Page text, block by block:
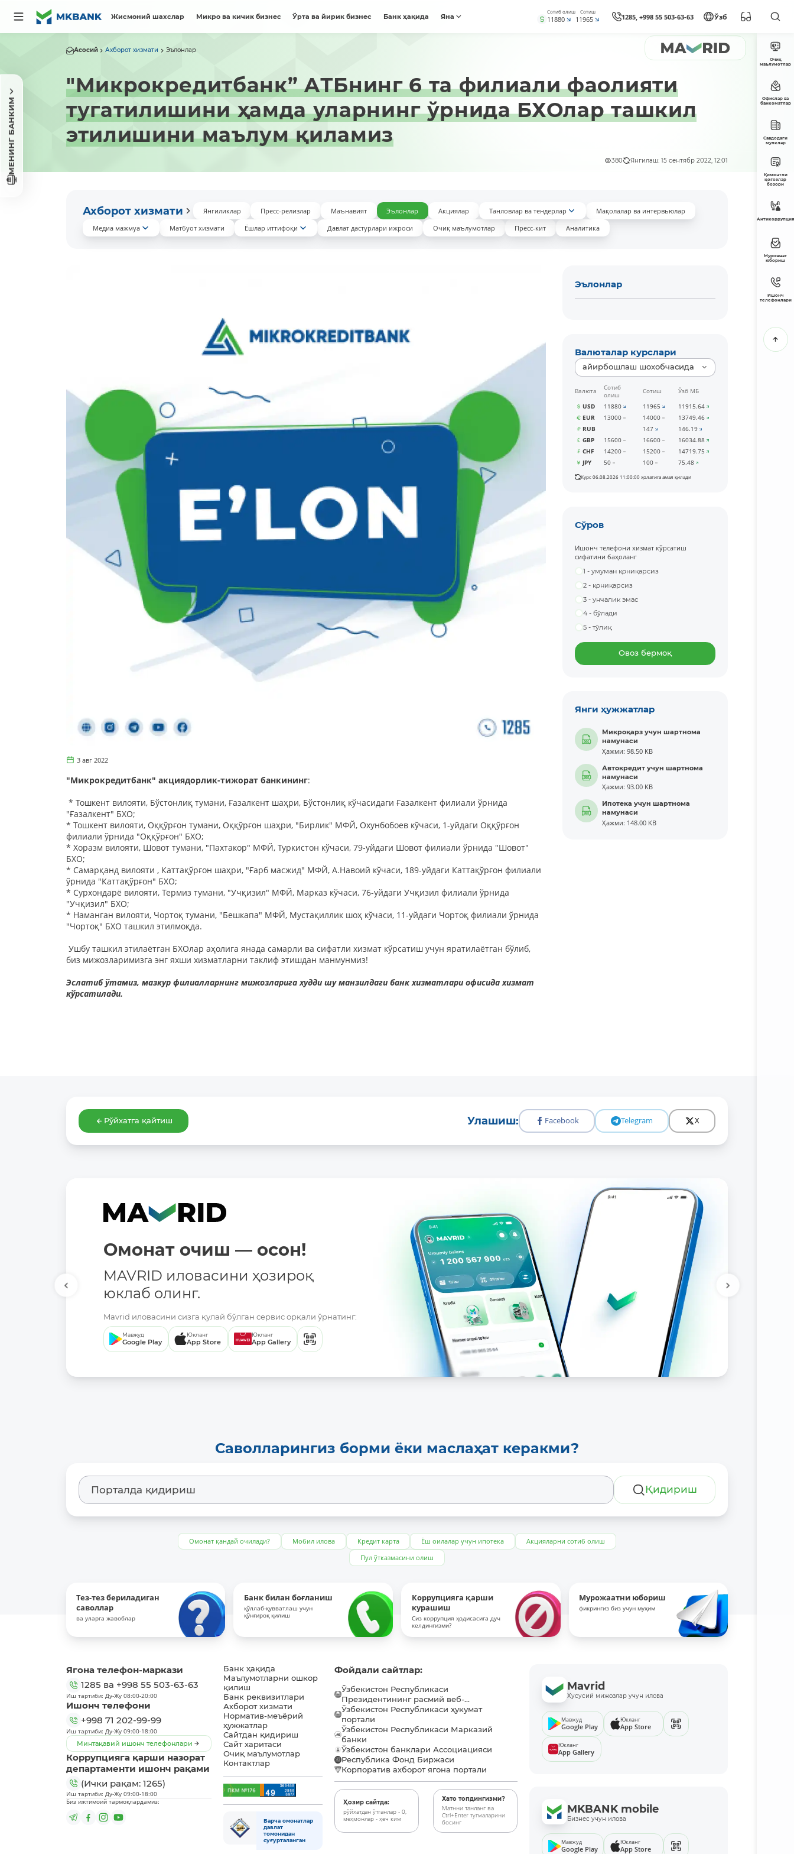
Жисмоний шахслар Микро ва кичик бизнес Ўрта ва йирик бизнес Банк ҳақида Яна
Сотиб олиш
11880
Сотиш
11965 1285, +998 55 503-63-63 Ўзб
МЕНИНГ БАНКИМ
Асосий Ахборот хизмати Эълонлар
"Микрокредитбанк” AТБнинг 6 та филиали фаолияти
тугатилишини ҳамда уларнинг ўрнида БХОлар ташкил
этилишини маълум қиламиз
380 Янгилаш: 15 сентябр 2022, 12:01
Ахборот хизмати Янгиликлар Пресс-релизлар Маънавият Эълонлар Акциялар Танловлар ва тендерлар
Мақолалар ва интервьюлар
Медиа мажмуа
Матбуот хизмати Ёшлар иттифоқи Давлат дастурлари ижроси Очиқ маълумотлар Пресс-кит Аналитика
3 авг 2022
"Микрокредитбанк" акциядорлик-тижорат банкининг:
* Тошкент вилояти, Бўстонлиқ тумани, Ғазалкент шаҳри, Бўстонлиқ кўчасидаги Ғазалкент филиали ўрнида
"Ғазалкент" БХО;
* Тошкент вилояти, Оққўрғон тумани, Оққўрғон шаҳри, "Бирлик" МФЙ, Охунбобоев кўчаси, 1-уйдаги Оққўрғон
филиали ўрнида "Оққўрғон" БХО;
* Хоразм вилояти, Шовот тумани, "Пахтакор" МФЙ, Туркистон кўчаси, 79-уйдаги Шовот филиали ўрнида "Шовот"
БХО;
* Самарқанд вилояти , Каттақўрғон шаҳри, "Ғарб масжид" МФЙ, А.Навоий кўчаси, 189-уйдаги Каттақўрғон филиали
ўрнида "Каттақўрғон" БХО;
* Сурхондарё вилояти, Термиз тумани, "Учқизил" МФЙ, Марказ кўчаси, 76-уйдаги Учқизил филиали ўрнида
"Учқизил" БХО;
* Наманган вилояти, Чортоқ тумани, "Бешкапа" МФЙ, Мустақиллик шоҳ кўчаси, 11-уйдаги Чортоқ филиали ўрнида
"Чортоқ" БХО ташкил этилмоқда.
Ушбу ташкил этилаётган БХОлар аҳолига янада самарли ва сифатли хизмат кўрсатиш учун яратилаётган бўлиб,
биз мижозларимизга энг яхши хизматларни таклиф этишдан манмунмиз!
Эслатиб ўтамиз, мазкур филиалларнинг мижозларига худди шу манзилдаги банк хизматлари офисида хизмат
кўрсатилади.
Эълонлар
Валюталар курслари
айирбошлаш шохобчасида
Валюта
Сотиб
олиш
Сотиш
Ўзб МБ
USD
11880 11965
11915.64
EUR
13000 14000
13749.46
RUB
147
146.19
GBP
15600 16600
16034.88
CHF
14200 15200
14719.75
JPY
50 100 75.48
Курс 06.08.2026 11:00:00 ҳолатига амал қилади
Сўров
Ишонч телефони хизмат кўрсатиш
сифатини баҳоланг
1 - умуман қониқарсиз
2 - қониқарсиз
3 - унчалик эмас
4 - бўлади
5 - тўлиқ
Овоз бермоқ
Янги ҳужжатлар
Микроқарз учун шартнома
намунаси
Ҳажми: 98.50 KB
Автокредит учун шартнома
намунаси
Ҳажми: 93.00 KB
Ипотека учун шартнома
намунаси
Ҳажми: 148.00 KB
Рўйхатга қайтиш Улашиш: Facebook Telegram X
Омонат очиш — осон!
MAVRID иловасини ҳозироқ
юклаб олинг.
Mavrid иловасини сизга қулай бўлган сервис орқали ўрнатинг:
Мавжуд
Google Play
Юкланг
App Store
Юкланг
App Gallery
Саволларингиз борми ёки маслаҳат керакми?
Қидириш
Омонат қандай очилади? Мобил илова Кредит карта Ёш оилалар учун ипотека
Акцияларни сотиб олиш
Пул ўтказмасини олиш
Тез-тез бериладиган
саволлар
ва уларга жавоблар
Банк билан боғланиш
қўллаб-қувватлаш учун
қўнғироқ қилиш
Коррупцияга қарши
курашиш
Сиз коррупция ҳодисасига дуч
келдингизми?
Мурожаатни юбориш
фикрингиз биз учун муҳим
Очиқ
маълумотлар
Офислар ва
банкоматлар
Савдодаги
мулклар
Қимматли
қоғозлар
бозори
Антикоррупция
Мурожаат
юбориш
Ишонч
телефонлари
Ягона телефон-маркази
1285 ва +998 55 503-63-63
Иш тартиби: Ду-Жу 08:00-20:00
Ишонч телефони
+998 71 202-99-99
Иш тартиби: Ду-Жу 09:00-18:00
Минтақавий ишонч телефонлари
Коррупцияга қарши назорат
департаменти ишонч рақами
(Ички рақам: 1265)
Иш тартиби: Ду-Жу 09:00-18:00
Биз ижтимоий тармоқлардамиз:
Банк ҳақида
Маълумотларни ошкор
қилиш
Банк реквизитлари
Ахборот хизмати
Норматив-меъёрий
ҳужжатлар
Сайтдан қидириш
Сайт харитаси
Очиқ маълумотлар
Контактлар
Барча омонатлар
давлат
томонидан
суғурталанган
Фойдали сайтлар:
Ўзбекистон Республикаси
Президентининг расмий веб-...
Ўзбекистон Республикаси ҳукумат
портали
Ўзбекистон Республикаси Марказий
банки
Ўзбекистон банклари Ассоциацияси
Республика Фонд Биржаси
Корпоратив ахборот ягона портали
Ҳозир сайтда:
рўйхатдан ўтганлар - 0,
меҳмонлар - ҳеч ким
Хато топдингизми?
Матнни танланг ва
Ctrl+Enter тугмаларини
босинг
Mavrid
Хусусий мижозлар учун илова
Мавжуд
Google Play
Юкланг
App Store
Юкланг
App Gallery
MKBANK mobile
Бизнес учун илова
Мавжуд
Google Play
Юкланг
App Store